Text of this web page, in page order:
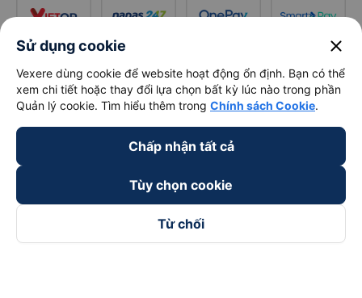
Theo dõi chúng tôi trên
Sử dụng cookie close
Vexere dùng cookie để website hoạt động ổn định. Bạn có thể
xem chi tiết hoặc thay đổi lựa chọn bất kỳ lúc nào trong phần
Quản lý cookie. Tìm hiểu thêm trong Chính sách Cookie.
Chấp nhận tất cả
Tùy chọn cookie
Từ chối